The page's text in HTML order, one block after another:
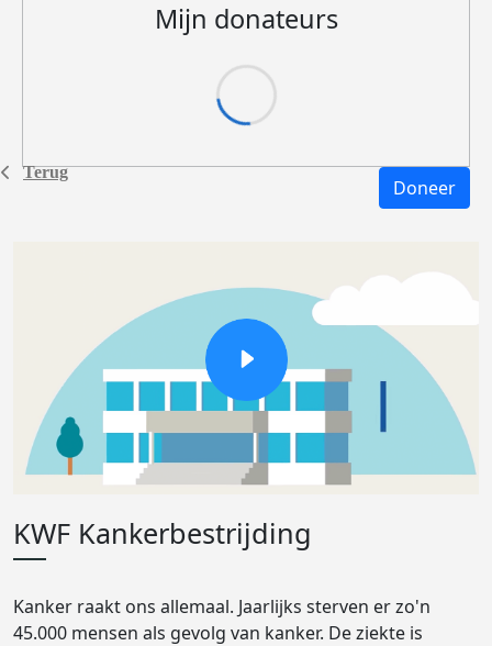
Terug
Mijn donateurs
Doneer
KWF Kankerbestrijding
Kanker raakt ons allemaal. Jaarlijks sterven er zo'n
45.000 mensen als gevolg van kanker. De ziekte is